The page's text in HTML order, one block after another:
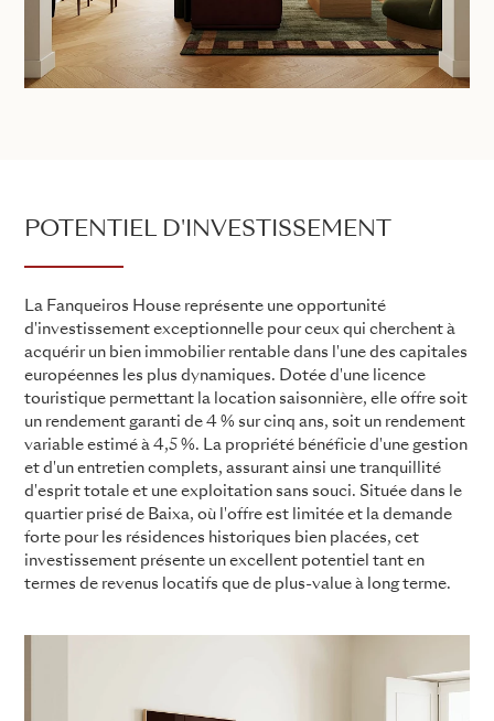
POTENTIEL D'INVESTISSEMENT
La Fanqueiros House représente une opportunité
d'investissement exceptionnelle pour ceux qui cherchent à
acquérir un bien immobilier rentable dans l'une des capitales
européennes les plus dynamiques. Dotée d'une licence
touristique permettant la location saisonnière, elle offre soit
un rendement garanti de 4 % sur cinq ans, soit un rendement
variable estimé à 4,5 %. La propriété bénéficie d'une gestion
et d'un entretien complets, assurant ainsi une tranquillité
d'esprit totale et une exploitation sans souci. Située dans le
quartier prisé de Baixa, où l'offre est limitée et la demande
forte pour les résidences historiques bien placées, cet
investissement présente un excellent potentiel tant en
termes de revenus locatifs que de plus-value à long terme.